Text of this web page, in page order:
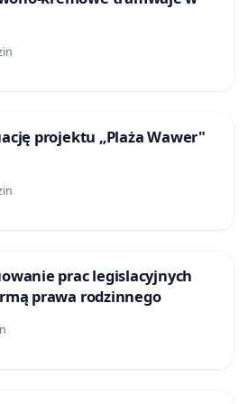
wymierzonych w
prof. dr. hab. Jakuba
podjąć działania w
pracowników UG i w obronie
projektu „Plaża Wawer"
prac legislacyjnych
prawa rodzinnego